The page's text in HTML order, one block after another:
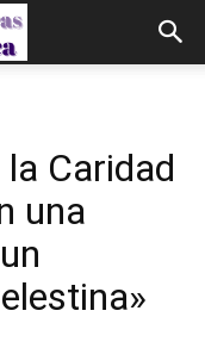
Caridad
una